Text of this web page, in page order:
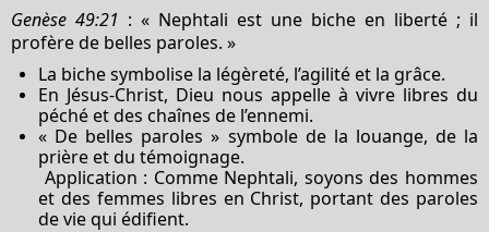
Genèse 49:21 : « Nephtali est une biche en liberté ; il
profère de belles paroles. »
La biche symbolise la légèreté, l’agilité et la grâce.
En Jésus-Christ, Dieu nous appelle à vivre libres du
péché et des chaînes de l’ennemi.
« De belles paroles » symbole de la louange, de la
prière et du témoignage.
Application : Comme Nephtali, soyons des hommes
et des femmes libres en Christ, portant des paroles
de vie qui édifient.